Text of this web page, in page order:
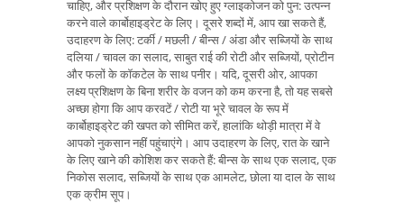
चाहिए, और प्रशिक्षण के दौरान खोए हुए ग्लाइकोजन को पुन: उत्पन्न
करने वाले कार्बोहाइड्रेट के लिए। दूसरे शब्दों में, आप खा सकते हैं,
उदाहरण के लिए: टर्की / मछली / बीन्स / अंडा और सब्जियों के साथ
दलिया / चावल का सलाद, साबुत राई की रोटी और सब्जियों, प्रोटीन
और फलों के कॉकटेल के साथ पनीर। यदि, दूसरी ओर, आपका
लक्ष्य प्रशिक्षण के बिना शरीर के वजन को कम करना है, तो यह सबसे
अच्छा होगा कि आप करवटें / रोटी या भूरे चावल के रूप में
कार्बोहाइड्रेट की खपत को सीमित करें, हालांकि थोड़ी मात्रा में वे
आपको नुकसान नहीं पहुंचाएंगे। आप उदाहरण के लिए, रात के खाने
के लिए खाने की कोशिश कर सकते हैं: बीन्स के साथ एक सलाद, एक
निकोस सलाद, सब्जियों के साथ एक आमलेट, छोला या दाल के साथ
एक क्रीम सूप।